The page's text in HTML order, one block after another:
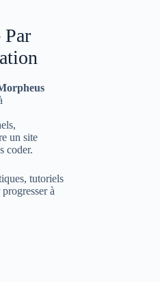
un site
coder.
tutoriels
à